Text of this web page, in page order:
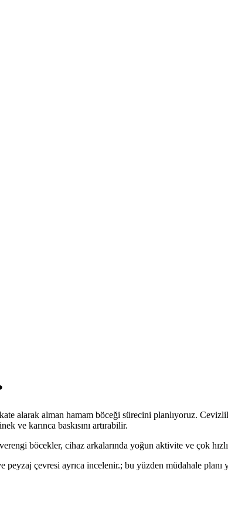
alarak alman hamam böceği sürecini planlıyoruz.
ve karınca baskısını artırabilir.
böcekler, cihaz arkalarında yoğun aktivite ve çok
çevresi ayrıca incelenir.; bu yüzden müdahale